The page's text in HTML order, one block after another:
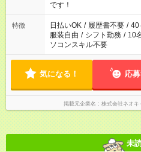
です！
特徴 日払いOK / 履歴書不要 / 40
服装自由 / シフト勤務 / 10
ソコンスキル不要
気になる！ 応
掲載元企業名 株式会社ネオキ
未